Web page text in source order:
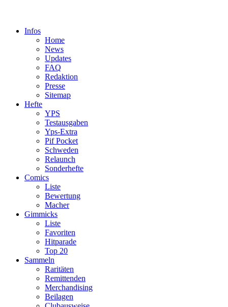
Infos
Home
News
Updates
FAQ
Redaktion
Presse
Sitemap
Hefte
YPS
Testausgaben
Yps-Extra
Pif Pocket
Schweden
Relaunch
Sonderhefte
Comics
Liste
Bewertung
Macher
Gimmicks
Liste
Favoriten
Hitparade
Top 20
Sammeln
Raritäten
Remittenden
Merchandising
Beilagen